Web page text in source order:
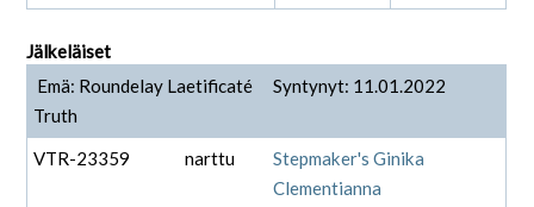
Jälkeläiset
Emä: Roundelay Laetificaté
Truth
Syntynyt: 11.01.2022
VTR-23359 narttu
Stepmaker's Ginika
Clementianna